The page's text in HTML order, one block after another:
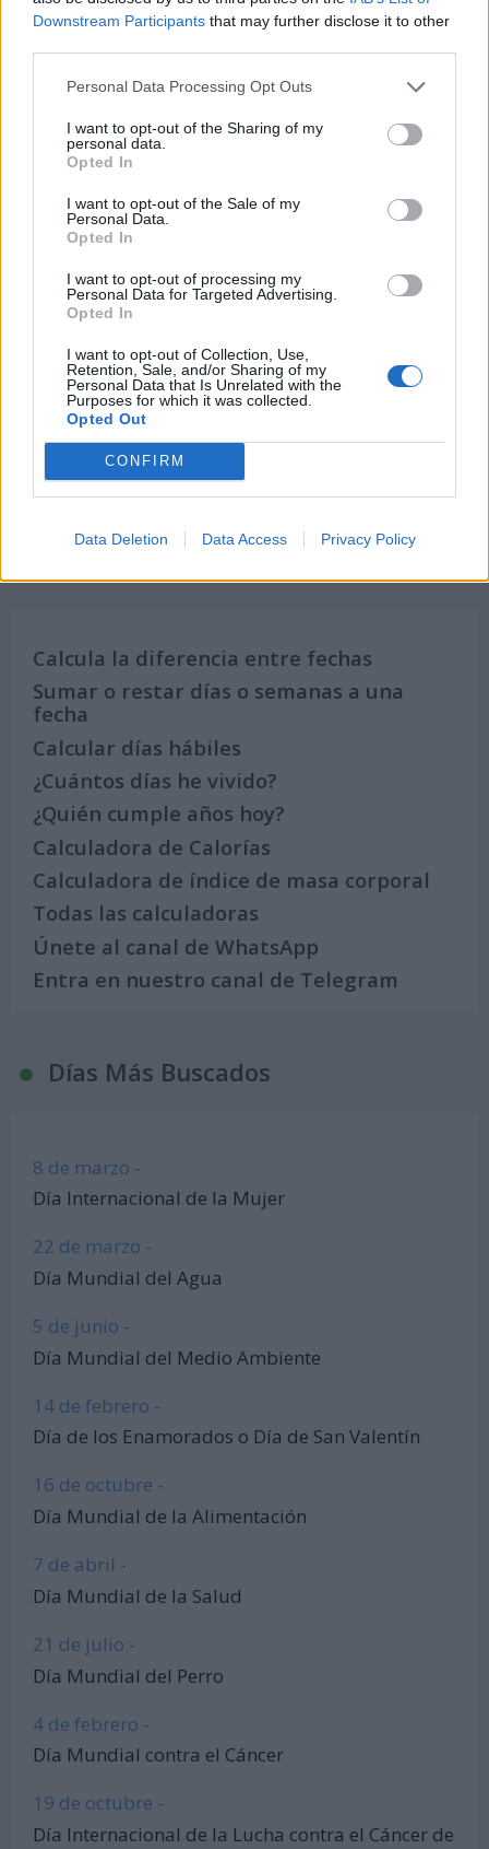
Downstream Participants that may further disclose it to other
Personal Data Processing Opt Outs
I want to opt-out of the Sharing of my
personal data.
Opted In
I want to opt-out of the Sale of my
Personal Data.
Opted In
I want to opt-out of processing my
Personal Data for Targeted Advertising.
Opted In
I want to opt-out of Collection, Use,
Retention, Sale, and/or Sharing of my
Personal Data that Is Unrelated with the
Purposes for which it was collected.
Opted Out
CONFIRM
Data Deletion Data Access Privacy Policy
nuestra audiencia. ¡Participa!
Crea una cuenta atrás para el evento que
Calendarios
Calendario Laboral por municipios
(España)
Calendario Laboral (España) 2026
Calendario Astronómico de 2026
Calendario Lunar
Calendario de Días Internacionales de
2027
Calcula la diferencia entre fechas
Sumar o restar días o semanas a una
fecha
Calcular días hábiles
¿Cuántos días he vivido?
¿Quién cumple años hoy?
Calculadora de Calorías
Calculadora de índice de masa corporal
Todas las calculadoras
Únete al canal de WhatsApp
Entra en nuestro canal de Telegram
Días Más Buscados
8 de marzo -
Día Internacional de la Mujer
22 de marzo -
Día Mundial del Agua
5 de junio -
Día Mundial del Medio Ambiente
14 de febrero -
Día de los Enamorados o Día de San Valentín
16 de octubre -
Día Mundial de la Alimentación
7 de abril -
Día Mundial de la Salud
21 de julio -
Día Mundial del Perro
4 de febrero -
Día Mundial contra el Cáncer
19 de octubre -
Día Internacional de la Lucha contra el Cáncer de